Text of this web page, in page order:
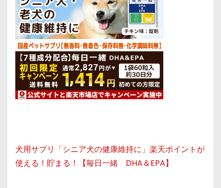
犬用サプリ「シニア犬の健康維持に」楽天ポイントが
使える！貯まる！【毎日一緒 DHA＆EPA】